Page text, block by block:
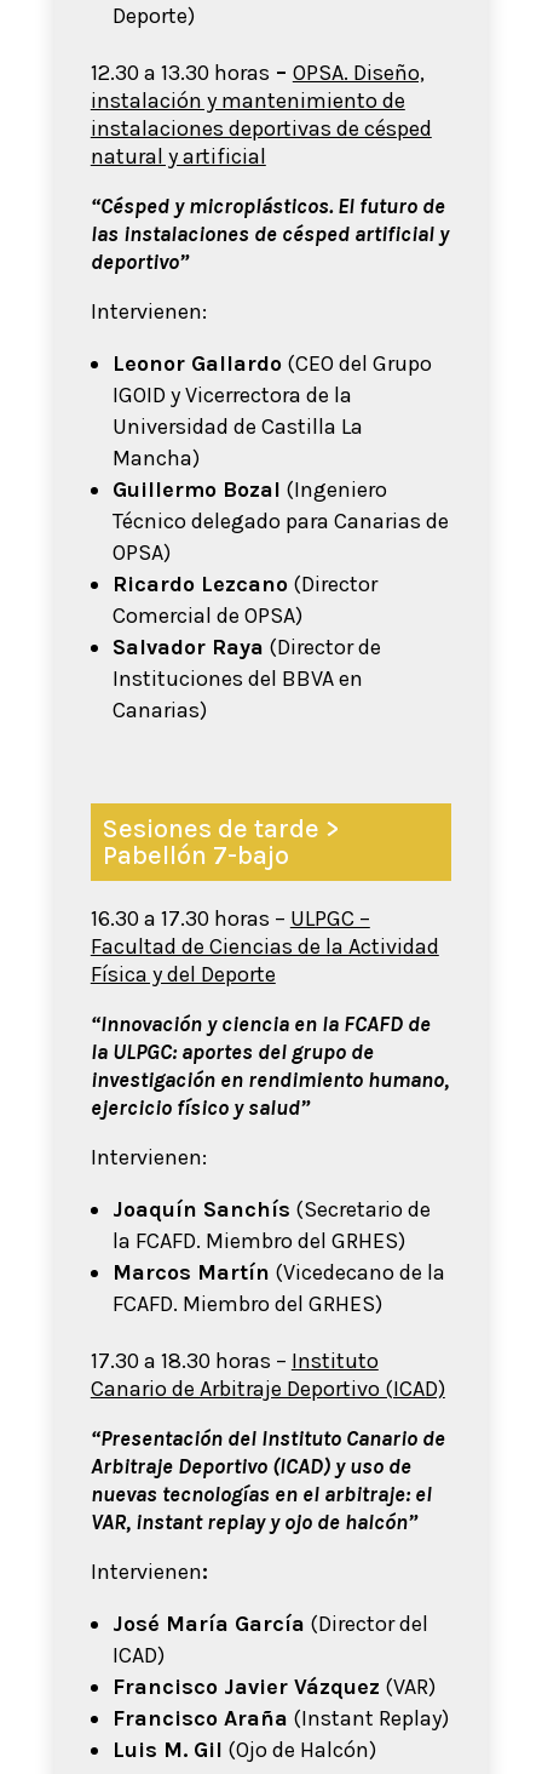
Deporte)
12.30 a 13.30 horas – OPSA. Diseño,
instalación y mantenimiento de
instalaciones deportivas de césped
natural y artificial
“Césped y microplásticos. El futuro de
las instalaciones de césped artificial y
deportivo”
Intervienen:
Leonor Gallardo(CEO del Grupo
IGOID y Vicerrectora de la
Universidad de Castilla La
Mancha)
Guillermo Bozal (Ingeniero
Técnico delegado para Canarias de
OPSA)
Ricardo Lezcano(Director
Comercial de OPSA)
Salvador Raya (Director de
Instituciones del BBVA en
Canarias)
Sesiones de tarde >
Pabellón 7-bajo
16.30 a 17.30 horas – ULPGC –
Facultad de Ciencias de la Actividad
Física y del Deporte
“Innovación y ciencia en la FCAFD de
la ULPGC: aportes del grupo de
investigación en rendimiento humano,
ejercicio físico y salud”
Intervienen:
Joaquín Sanchís (Secretario de
la FCAFD. Miembro del GRHES)
Marcos Martín (Vicedecano de la
FCAFD. Miembro del GRHES)
17.30 a 18.30 horas – Instituto
Canario de Arbitraje Deportivo (ICAD)
“Presentación del Instituto Canario de
Arbitraje Deportivo (ICAD) y uso de
nuevas tecnologías en el arbitraje: el
VAR, instant replay y ojo de halcón”
Intervienen:
José María García (Director del
ICAD)
Francisco Javier Vázquez (VAR)
Francisco Araña (Instant Replay)
Luis M. Gil (Ojo de Halcón)